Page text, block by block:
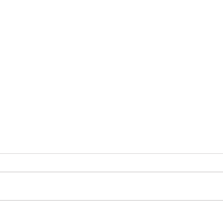
1.Witamy serdecznie naszego
rodaka Ks. Tomasza Łukaszuka
na